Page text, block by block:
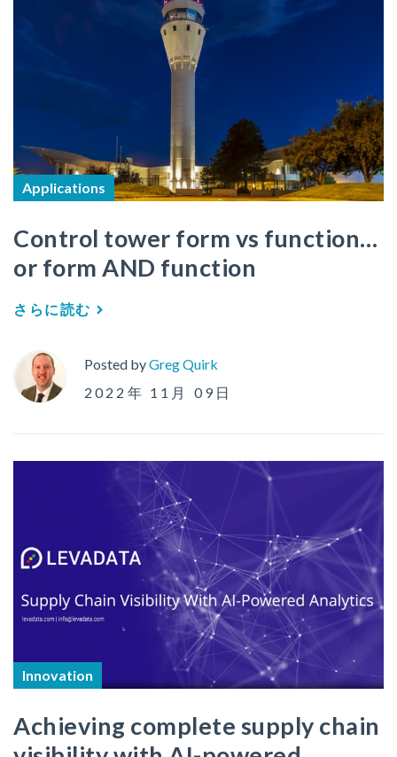
Applications
Control tower form vs function…
or form AND function
さらに読む
Posted byGreg Quirk
2022年 11月 09日
Innovation
Achieving complete supply chain